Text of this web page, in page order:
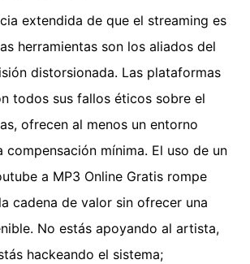
extendida de que el streaming es
herramientas son los aliados del
distorsionada. Las plataformas
todos sus fallos éticos sobre el
ofrecen al menos un entorno
mínima. El uso de un
a MP3 Online Gratis rompe
cadena de valor sin ofrecer una
No estás apoyando al artista,
hackeando el sistema;